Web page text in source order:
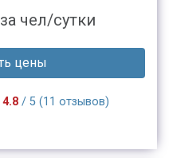
за чел/сутки
цены
4.8/ 5 (11 отзывов)